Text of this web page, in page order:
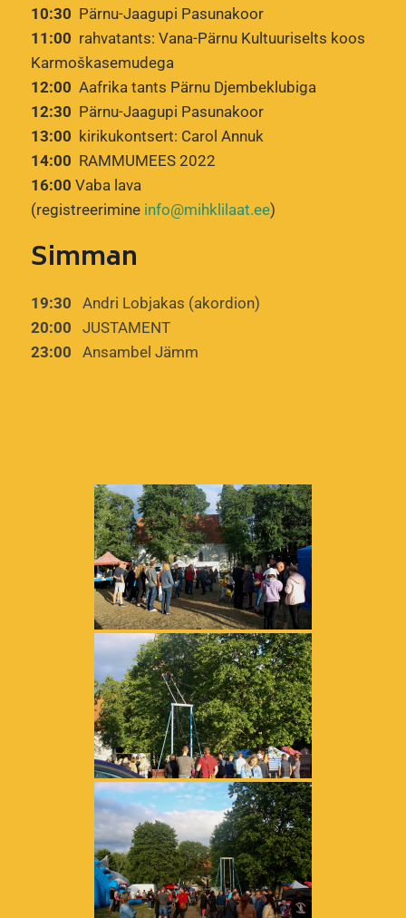
10:30 Pärnu-Jaagupi Pasunakoor
11:00 rahvatants: Vana-Pärnu Kultuuriselts koos
Karmoškasemudega
12:00 Aafrika tants Pärnu Djembeklubiga
12:30 Pärnu-Jaagupi Pasunakoor
13:00 kirikukontsert: Carol Annuk
14:00 RAMMUMEES 2022
16:00 Vaba lava
(registreerimine info@mihklilaat.ee)
Simman
19:30 Andri Lobjakas (akordion)
20:00 JUSTAMENT
23:00 Ansambel Jämm